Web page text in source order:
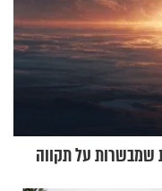
שמבשרות על תקווה